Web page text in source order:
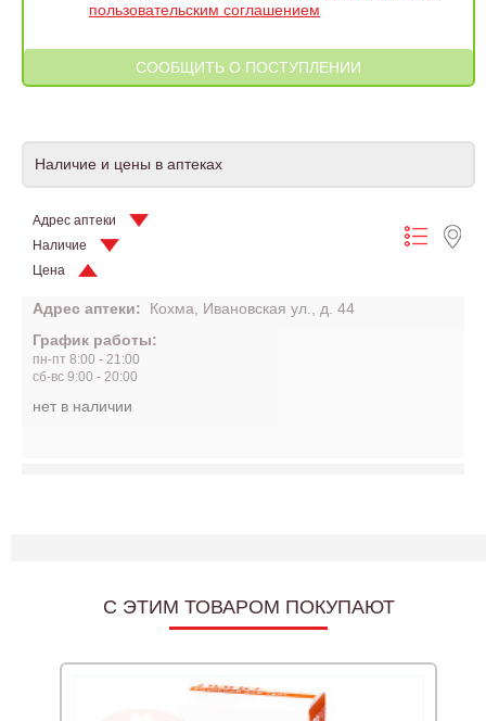
пользовательским соглашением
Наличие и цены в аптеках
Адрес аптеки
Наличие
Цена
Адрес аптеки:
Кохма, Ивановская ул., д. 44
График работы:
пн-пт 8:00 - 21:00
сб-вс 9:00 - 20:00
нет в наличии
C ЭТИМ ТОВАРОМ ПОКУПАЮТ